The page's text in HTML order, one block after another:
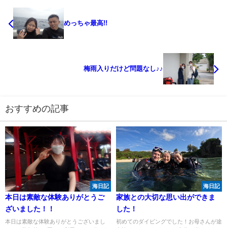
めっちゃ最高!!
梅雨入りだけど問題なし♪♪
おすすめの記事
海日記
本日は素敵な体験ありがとうご
ざいました！！
本日は素敵な体験ありがとうございまし
海日記
家族との大切な思い出ができま
した！
初めてのダイビングでした！お母さんが途